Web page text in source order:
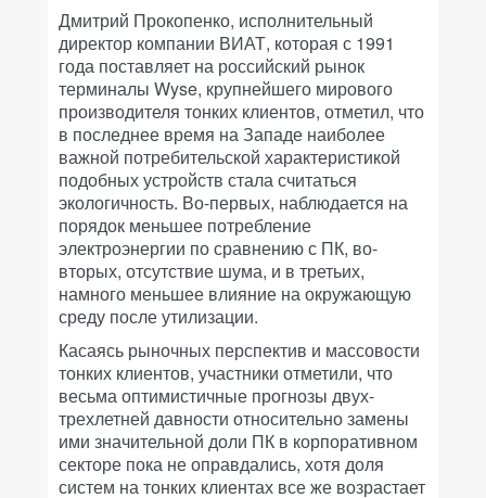
Дмитрий Прокопенко, исполнительный
директор компании ВИАТ, которая с 1991
года поставляет на российский рынок
терминалы Wyse, крупнейшего мирового
производителя тонких клиентов, отметил, что
в последнее время на Западе наиболее
важной потребительской характеристикой
подобных устройств стала считаться
экологичность. Во-первых, наблюдается на
порядок меньшее потребление
электроэнергии по сравнению с ПК, во-
вторых, отсутствие шума, и в третьих,
намного меньшее влияние на окружающую
среду после утилизации.
Касаясь рыночных перспектив и массовости
тонких клиентов, участники отметили, что
весьма оптимистичные прогнозы двух-
трехлетней давности относительно замены
ими значительной доли ПК в корпоративном
секторе пока не оправдались, хотя доля
систем на тонких клиентах все же возрастает